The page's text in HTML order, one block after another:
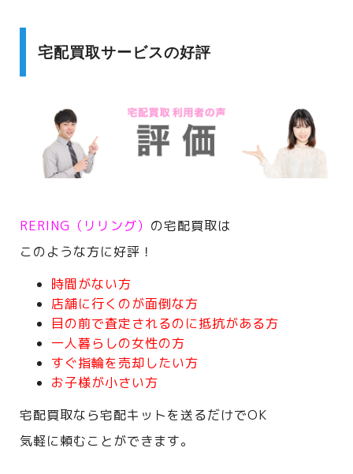
宅配買取サービスの好評
RERING（リリング） の宅配買取は
このような方に好評！
時間がない方
店舗に行くのが面倒な方
目の前で査定されるのに抵抗がある方
一人暮らしの女性の方
すぐ指輪を売却したい方
お子様が小さい方
宅配買取なら宅配キットを送るだけでOK
気軽に頼むことができます。